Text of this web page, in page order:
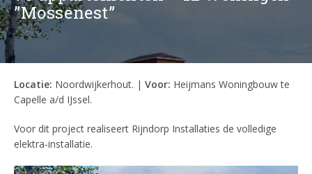
”Mossenest”
Locatie: Noordwijkerhout. | Voor: Heijmans Woningbouw te
Capelle a/d IJssel.
Voor dit project realiseert Rijndorp Installaties de volledige
elektra-installatie.